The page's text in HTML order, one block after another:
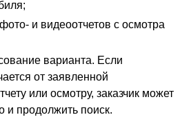
и видеоотчетов с осмотра
варианта. Если
от заявленной
или осмотру, заказчик может
и продолжить поиск.